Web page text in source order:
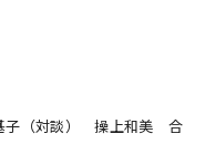
子（対談） 操上和美 合